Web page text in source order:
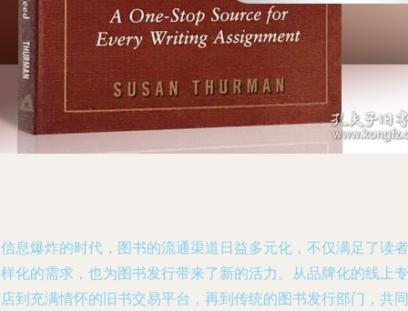
息爆炸的时代，图书的流通渠道日益多元化，不仅满足了读者
化的需求，也为图书发行带来了新的活力。从品牌化的线上专
到充满情怀的旧书交易平台，再到传统的图书发行部门，共同